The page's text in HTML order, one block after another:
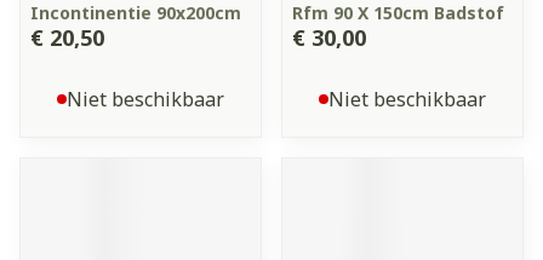
Incontinentie 90x200cm
€ 20,50
Niet beschikbaar
Rfm 90 X 150cm Badstof
€ 30,00
Niet beschikbaar